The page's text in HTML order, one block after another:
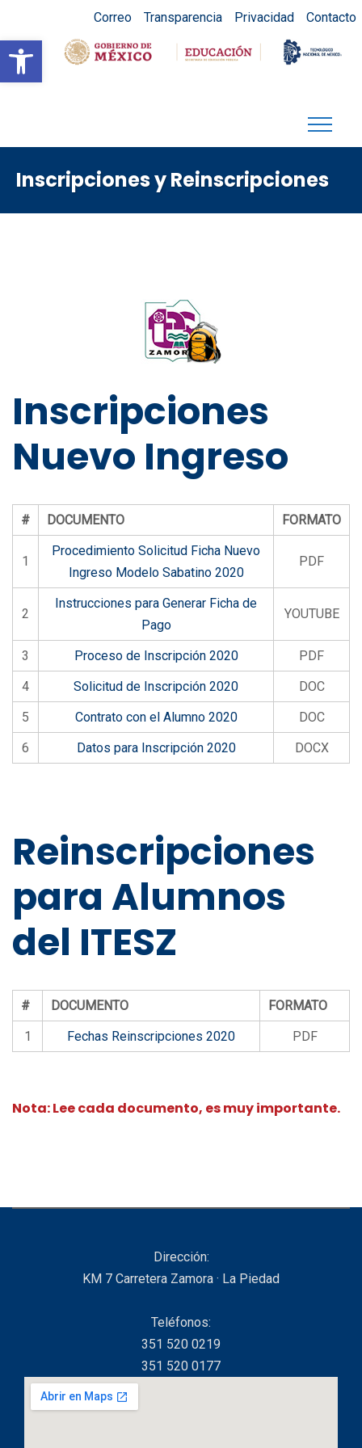
Abrir barra de herramientas
Correo Transparencia Privacidad Contacto
Inscripciones y Reinscripciones
Inscripciones
Nuevo Ingreso
# DOCUMENTO FORMATO
1
Procedimiento Solicitud Ficha Nuevo
Ingreso Modelo Sabatino 2020
PDF
2
Instrucciones para Generar Ficha de
Pago
YOUTUBE
3 Proceso de Inscripción 2020
PDF
4
Solicitud de Inscripción 2020
DOC
5
Contrato con el Alumno 2020
DOC
6
Datos para Inscripción 2020 DOCX
Reinscripciones
para Alumnos
del ITESZ
# DOCUMENTO
FORMATO
1
Fechas Reinscripciones 2020 PDF
Nota: Lee cada documento, es muy importante.
Dirección:
KM 7 Carretera Zamora · La Piedad
Teléfonos:
351 520 0219
351 520 0177